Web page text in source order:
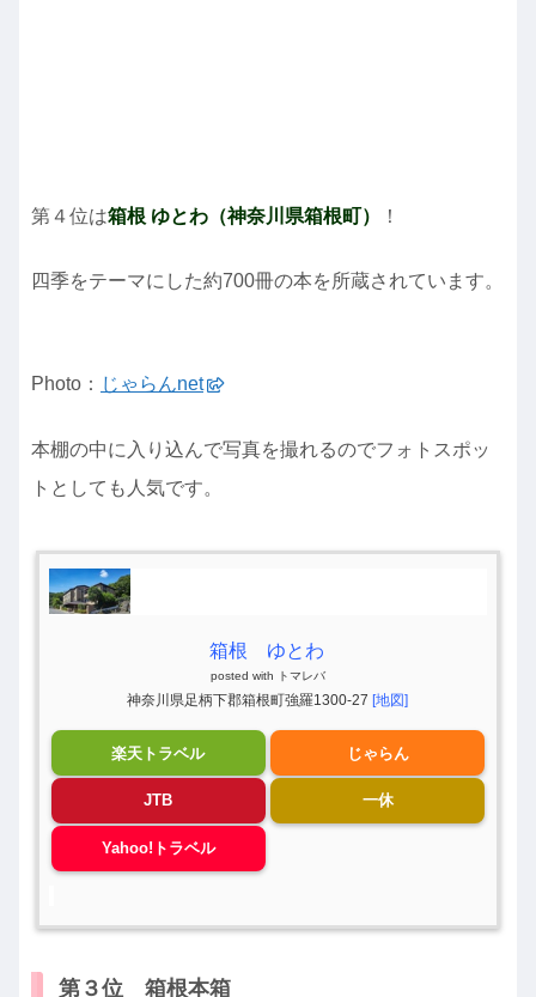
第４位は箱根 ゆとわ（神奈川県箱根町） ！
四季をテーマにした約700冊の本を所蔵されています。
Photo： じゃらんnet
本棚の中に入り込んで写真を撮れるのでフォトスポッ
トとしても人気です。
箱根 ゆとわ
posted with トマレバ
神奈川県足柄下郡箱根町強羅1300-27 [地図]
楽天トラベル じゃらん
JTB 一休
Yahoo!トラベル
第３位 箱根本箱